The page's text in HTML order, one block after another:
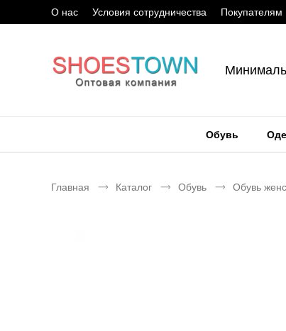
О нас Условия сотрудничества Покупателям
Обувь
Главная Каталог Обувь Обувь